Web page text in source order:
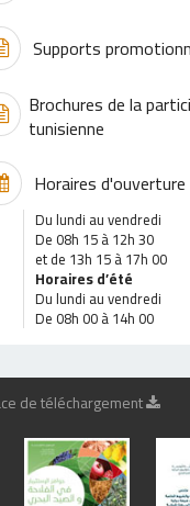
Supports
Brochures de la
tunisienne
Horaires d'ouverture
Du lundi au vendredi
De 08h 15 à 12h 30
et de 13h 15 à 17h 00
Horaires d’été
Du lundi au vendredi
De 08h 00 à 14h 00
de téléchargement